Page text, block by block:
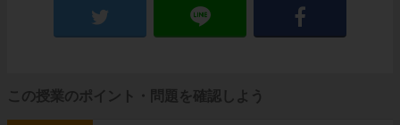
この授業のポイント・問題を確認しよう